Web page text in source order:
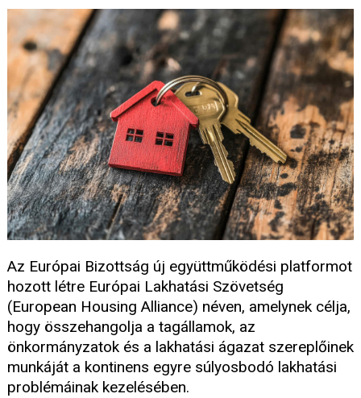
Az Európai Bizottság új együttműködési platformot
hozott létre Európai Lakhatási Szövetség
(European Housing Alliance) néven, amelynek célja,
hogy összehangolja a tagállamok, az
önkormányzatok és a lakhatási ágazat szereplőinek
munkáját a kontinens egyre súlyosbodó lakhatási
problémáinak kezelésében.